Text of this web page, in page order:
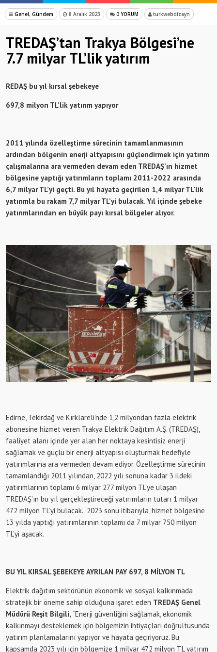
Genel, Gündem 8 Aralık 2023 0 YORUM turkwebdizayn
TREDAŞ’tan Trakya Bölgesi’ne
7.7 milyar TL’lik yatırım
REDAŞ bu yıl kırsal şebekeye
697,8 milyon TL’lik yatırım yapıyor
2011 yılında özelleştirme sürecinin tamamlanmasının
ardından bölgenin enerji altyapısını güçlendirmek için yatırım
çalışmalarına ara vermeden devam eden TREDAŞ’ın hizmet
bölgesine yaptığı yatırımların toplamı 2011-2022 arasında
6,7 milyar TL’yi geçti. Bu yıl hayata geçirilen 1,4 milyar TL’lik
yatırımla bu rakam 7,7 milyar TL’yi bulacak. Yıl içinde şebeke
yatırımlarından en büyük payı kırsal bölgeler alıyor.
Edirne, Tekirdağ ve Kırklareli’nde 1,2 milyondan fazla elektrik
abonesine hizmet veren Trakya Elektrik Dağıtım A.Ş. (TREDAŞ),
faaliyet alanı içinde yer alan her noktaya kesintisiz enerji
sağlamak ve güçlü bir enerji altyapısı oluşturmak hedefiyle
yatırımlarına ara vermeden devam ediyor. Özelleştirme sürecinin
tamamlandığı 2011 yılından, 2022 yılı sonuna kadar 3 ildeki
yatırımlarının toplamı 6 milyar 277 milyon TL’ye ulaşan
TREDAŞ’ın bu yıl gerçekleştireceği yatırımların tutarı 1 milyar
472 milyon TL’yi bulacak. 2023 sonu itibarıyla, hizmet bölgesine
13 yılda yaptığı yatırımlarının toplamı da 7 milyar 750 milyon
TL’yi aşacak.
BU YIL KIRSAL ŞEBEKEYE AYRILAN PAY 697, 8 MİLYON TL
Elektrik dağıtım sektörünün ekonomik ve sosyal kalkınmada
stratejik bir öneme sahip olduğuna işaret eden TREDAŞ Genel
Müdürü Reşit Bilgili, “Enerji güvenliğini sağlamak, ekonomik
kalkınmayı desteklemek için bölgemizin ihtiyaçları doğrultusunda
yatırım planlamalarını yapıyor ve hayata geçiriyoruz. Bu
kapsamda 2023 yılı için bölgemize 1 milyar 472 milyon TL yatırım